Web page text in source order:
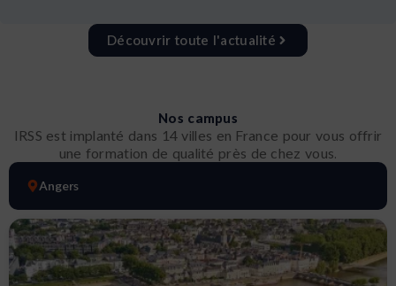
Découvrir toute l'actualité
Nos campus
IRSS est implanté dans 14 villes en France pour vous offrir
une formation de qualité près de chez vous.
Angers